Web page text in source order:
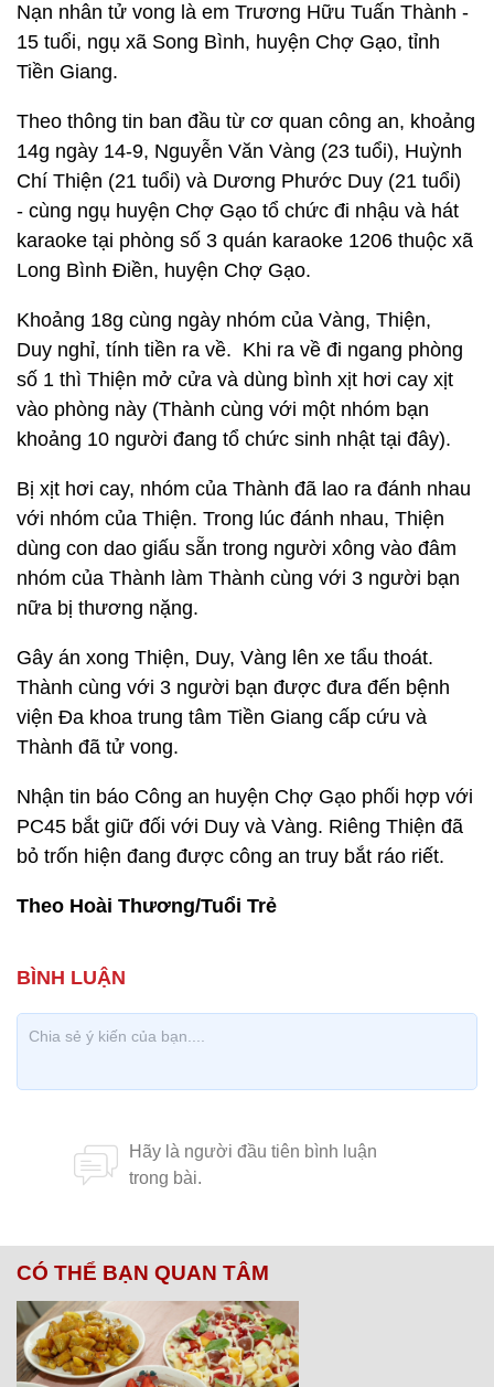
Nạn nhân tử vong là em Trương Hữu Tuấn Thành -
15 tuổi, ngụ xã Song Bình, huyện Chợ Gạo, tỉnh
Tiền Giang.
Theo thông tin ban đầu từ cơ quan công an, khoảng
14g ngày 14-9, Nguyễn Văn Vàng (23 tuổi), Huỳnh
Chí Thiện (21 tuổi) và Dương Phước Duy (21 tuổi)
- cùng ngụ huyện Chợ Gạo tổ chức đi nhậu và hát
karaoke tại phòng số 3 quán karaoke 1206 thuộc xã
Long Bình Điền, huyện Chợ Gạo.
Khoảng 18g cùng ngày nhóm của Vàng, Thiện,
Duy nghỉ, tính tiền ra về. Khi ra về đi ngang phòng
số 1 thì Thiện mở cửa và dùng bình xịt hơi cay xịt
vào phòng này (Thành cùng với một nhóm bạn
khoảng 10 người đang tổ chức sinh nhật tại đây).
Bị xịt hơi cay, nhóm của Thành đã lao ra đánh nhau
với nhóm của Thiện. Trong lúc đánh nhau, Thiện
dùng con dao giấu sẵn trong người xông vào đâm
nhóm của Thành làm Thành cùng với 3 người bạn
nữa bị thương nặng.
Gây án xong Thiện, Duy, Vàng lên xe tẩu thoát.
Thành cùng với 3 người bạn được đưa đến bệnh
viện Đa khoa trung tâm Tiền Giang cấp cứu và
Thành đã tử vong.
Nhận tin báo Công an huyện Chợ Gạo phối hợp với
PC45 bắt giữ đối với Duy và Vàng. Riêng Thiện đã
bỏ trốn hiện đang được công an truy bắt ráo riết.
Theo Hoài Thương/Tuổi Trẻ
CÓ THỂ BẠN QUAN TÂM